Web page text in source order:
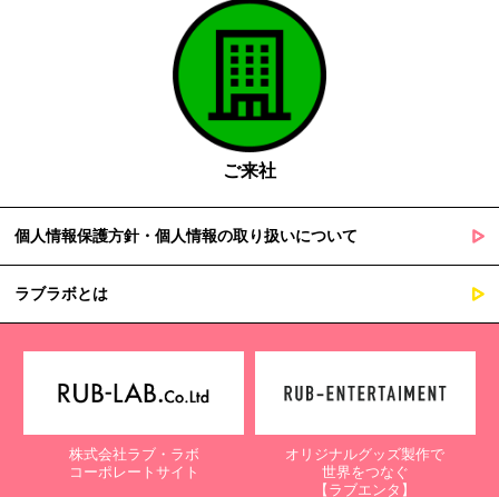
ご来社
個人情報保護方針・個人情報の取り扱いについて
ラブラボとは
株式会社ラブ・ラボ
コーポレートサイト
オリジナルグッズ製作で
世界をつなぐ
【ラブエンタ】